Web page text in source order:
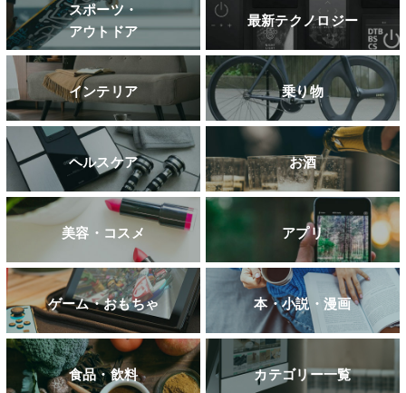
スポーツ・
アウトドア
最新テクノロジー
インテリア 乗り物
ヘルスケア お酒
美容・コスメ アプリ
ゲーム・おもちゃ 本・小説・漫画
食品・飲料 カテゴリー一覧